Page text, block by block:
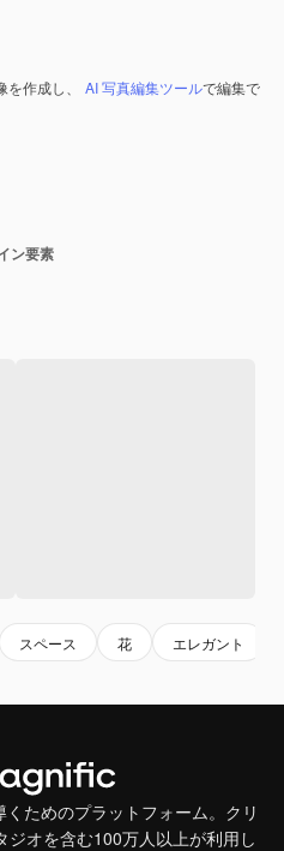
作成し、 AI 写真編集ツールで編集で
ン要素
スペース 花 エレガント
ためのプラットフォーム。クリ
オを含む100万人以上が利用し